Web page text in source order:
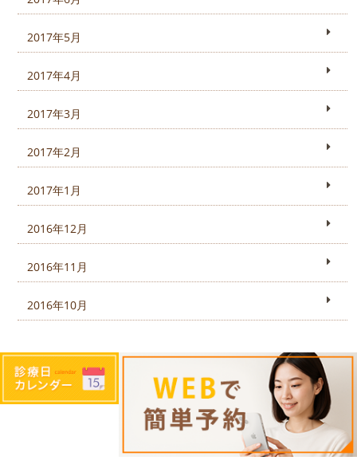
2017年5月
2017年4月
2017年3月
2017年2月
2017年1月
2016年12月
2016年11月
2016年10月